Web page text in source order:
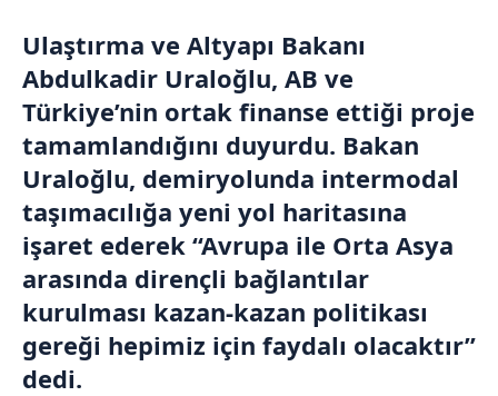
Ulaştırma ve Altyapı Bakanı
Abdulkadir Uraloğlu, AB ve
Türkiye’nin ortak finanse ettiği proje
tamamlandığını duyurdu. Bakan
Uraloğlu, demiryolunda intermodal
taşımacılığa yeni yol haritasına
işaret ederek “Avrupa ile Orta Asya
arasında dirençli bağlantılar
kurulması kazan-kazan politikası
gereği hepimiz için faydalı olacaktır”
dedi.